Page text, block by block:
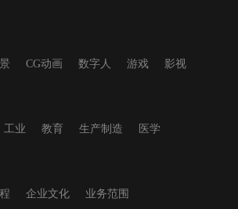
CG动画 数字人 游戏 影视
工业 教育 生产制造 医学
企业文化 业务范围